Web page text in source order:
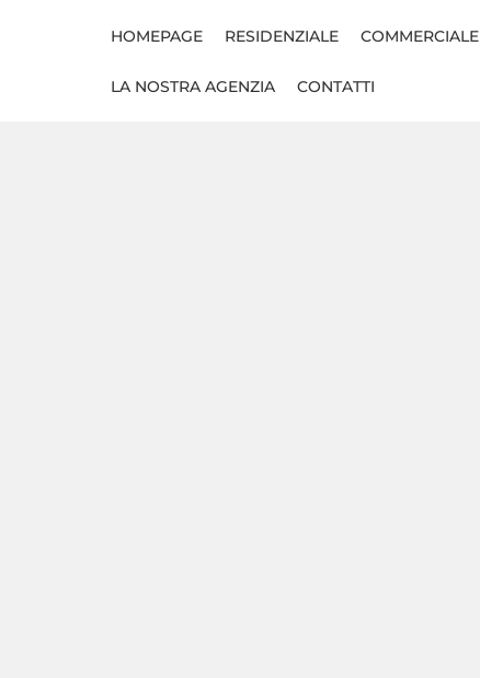
HOMEPAGE RESIDENZIALE COMMERCIALE
LA NOSTRA AGENZIA CONTATTI